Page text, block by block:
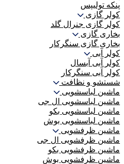
پنکه تولیپس
کولر گازی
کولر گازی جنرال گلد
بخاری گازی
بخاری گازی سنگرکار
کولر آبی
کولر آبی آبسال
کولر آبی سنگرکار
شستشو و نظافت
ماشین لباسشویی
ماشین لباسشویی ال جی
ماشین لباسشویی بکو
ماشین لباسشویی بوش
ماشین ظرفشویی
ماشین ظرفشویی ال جی
ماشین ظرفشویی بکو
ماشین ظرفشویی بوش